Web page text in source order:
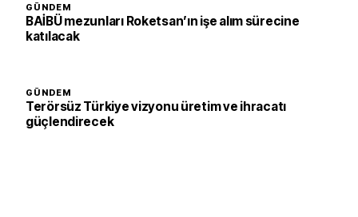
GÜNDEM
BAİBÜ mezunları Roketsan’ın işe alım sürecine
katılacak
GÜNDEM
Terörsüz Türkiye vizyonu üretim ve ihracatı
güçlendirecek